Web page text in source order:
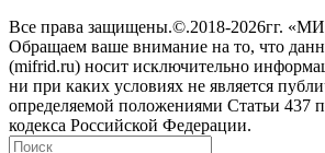
Все права защищены.©.2018-2026гг.
Обращаем ваше внимание на то, что
(mifrid.ru) носит исключительно
ни при каких условиях не является
определяемой положениями Статьи 437
кодекса Российской Федерации.